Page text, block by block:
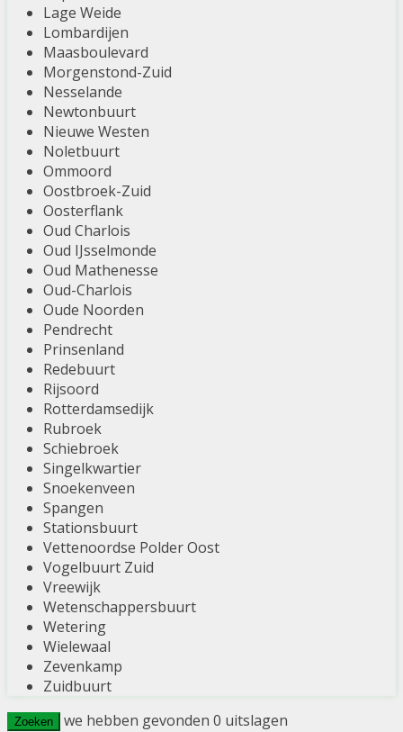
Lage Weide
Lombardijen
Maasboulevard
Morgenstond-Zuid
Nesselande
Newtonbuurt
Nieuwe Westen
Noletbuurt
Ommoord
Oostbroek-Zuid
Oosterflank
Oud Charlois
Oud IJsselmonde
Oud Mathenesse
Oud-Charlois
Oude Noorden
Pendrecht
Prinsenland
Redebuurt
Rijsoord
Rotterdamsedijk
Rubroek
Schiebroek
Singelkwartier
Snoekenveen
Spangen
Stationsbuurt
Vettenoordse Polder Oost
Vogelbuurt Zuid
Vreewijk
Wetenschappersbuurt
Wetering
Wielewaal
Zevenkamp
Zuidbuurt
Zoeken we hebben gevonden 0 uitslagen